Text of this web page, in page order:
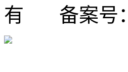
有 备案号：